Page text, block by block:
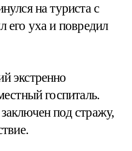
на туриста с
уха и повредил
экстренно
госпиталь.
под стражу,